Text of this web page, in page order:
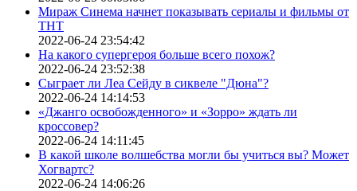
Мираж Синема начнет показывать сериалы и фильмы от
ТНТ
2022-06-24 23:54:42
На какого супергероя больше всего похож?
2022-06-24 23:52:38
Сыграет ли Леа Сейду в сиквеле "Дюна"?
2022-06-24 14:14:53
«Джанго освобожденного» и «Зорро» ждать ли
кроссовер?
2022-06-24 14:11:45
В какой школе волшебства могли бы учиться вы? Может
Хогвартс?
2022-06-24 14:06:26